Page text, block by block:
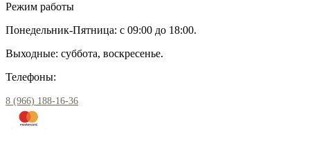
Режим работы
Понедельник-Пятница: с 09:00 до 18:00.
Выходные: суббота, воскресенье.
Телефоны:
8 (966) 188-16-36